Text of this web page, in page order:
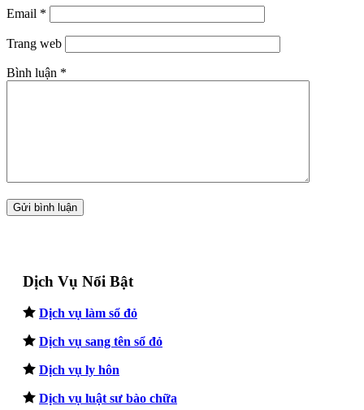
Email *
Trang web
Bình luận *
Dịch Vụ Nổi Bật
Dịch vụ làm sổ đỏ
Dịch vụ sang tên sổ đỏ
Dịch vụ ly hôn
Dịch vụ luật sư bào chữa